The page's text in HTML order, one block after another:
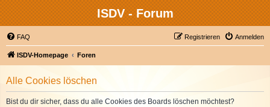
ISDV - Forum
FAQ Anmelden
Registrieren
ISDV-Homepage Foren
Alle Cookies löschen
Bist du dir sicher, dass du alle Cookies des Boards löschen möchtest?